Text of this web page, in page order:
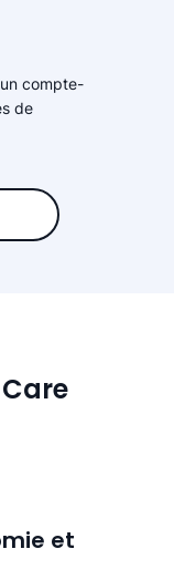
et
compte-
de